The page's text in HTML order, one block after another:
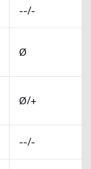
--/-
Ø
Ø/+
--/-